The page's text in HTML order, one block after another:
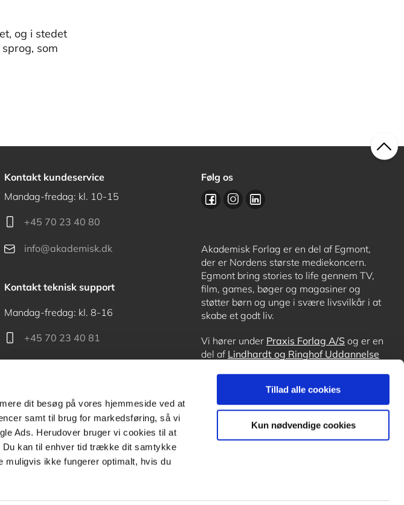
dit besøg på vores hjemmeside ved at
samt til brug for markedsføring, så vi
Ads. Herudover bruger vi cookies til at
Du kan til enhver tid trække dit samtykke
ikke fungerer optimalt, hvis du
Tillad alle cookies
Kun nødvendige cookies
og i stedet
som
Kontakt kundeservice
Mandag-fredag: kl. 10-15
+45 70 23 40 80
info@akademisk.dk
Kontakt teknisk support
Mandag-fredag: kl. 8-16
+45 70 23 40 81
Kontakt receptionen
+45 70 24 00 00
Følg os
Akademisk Forlag er en del af Egmont,
der er Nordens største mediekoncern.
Egmont bring stories to life gennem TV,
film, games, bøger og magasiner og
støtter børn og unge i svære livsvilkår i at
skabe et godt liv.
Vi hører under Praxis Forlag A/S og er en
del af Lindhardt og Ringhof Uddannelse
OrdblindetræningogForstå.dk.